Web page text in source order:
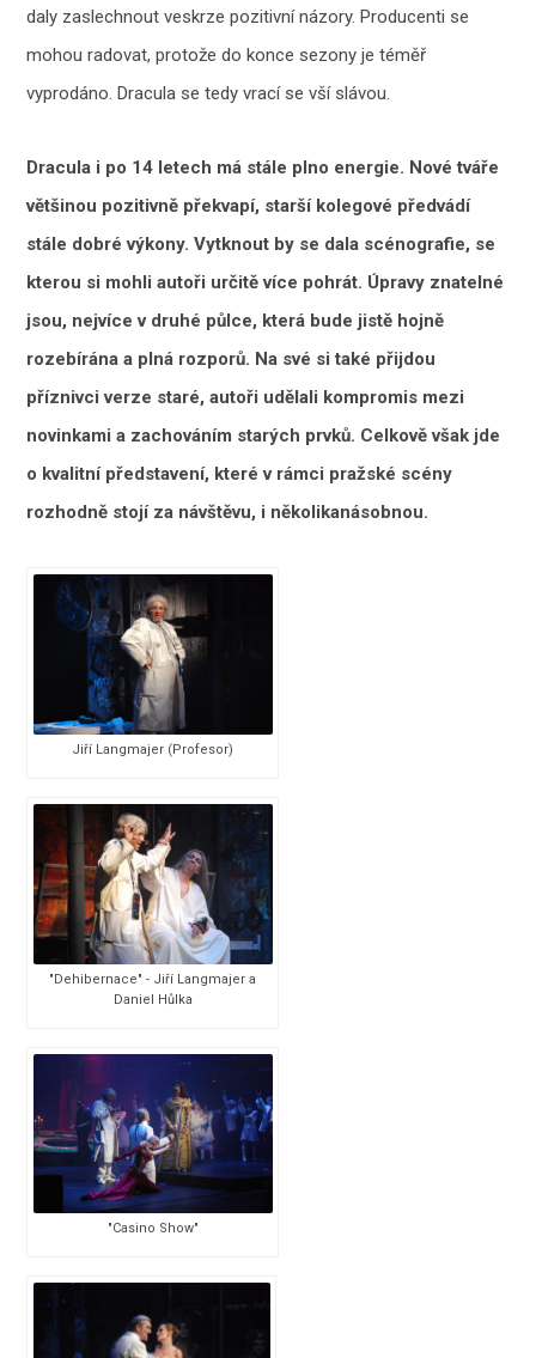
daly zaslechnout veskrze pozitivní názory. Producenti se
mohou radovat, protože do konce sezony je téměř
vyprodáno. Dracula se tedy vrací se vší slávou.
Dracula i po 14 letech má stále plno energie. Nové tváře
většinou pozitivně překvapí, starší kolegové předvádí
stále dobré výkony. Vytknout by se dala scénografie, se
kterou si mohli autoři určitě více pohrát. Úpravy znatelné
jsou, nejvíce v druhé půlce, která bude jistě hojně
rozebírána a plná rozporů. Na své si také přijdou
příznivci verze staré, autoři udělali kompromis mezi
novinkami a zachováním starých prvků. Celkově však jde
o kvalitní představení, které v rámci pražské scény
rozhodně stojí za návštěvu, i několikanásobnou.
Jiří Langmajer (Profesor)
"Dehibernace" - Jiří Langmajer a
Daniel Hůlka
"Casino Show"